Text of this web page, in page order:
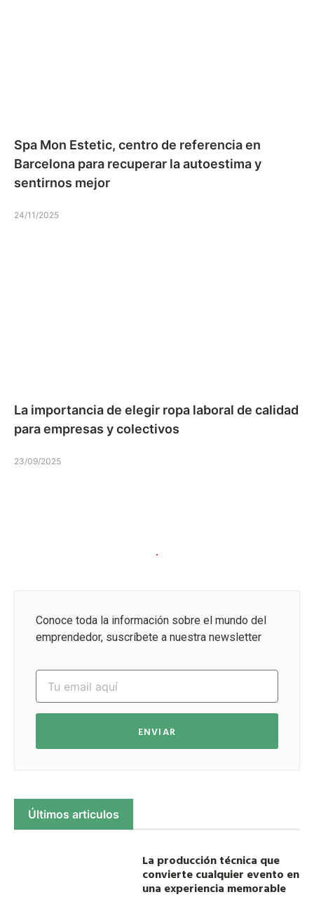
Spa Mon Estetic, centro de referencia en
Barcelona para recuperar la autoestima y
sentirnos mejor
24/11/2025
La importancia de elegir ropa laboral de calidad
para empresas y colectivos
23/09/2025
Conoce toda la información sobre el mundo del
emprendedor, suscríbete a nuestra newsletter
ENVIAR
Últimos articulos
La producción técnica que
convierte cualquier evento en
una experiencia memorable